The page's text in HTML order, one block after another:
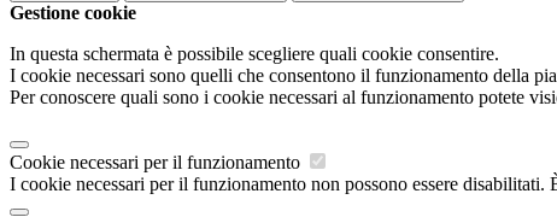
Gestione cookie
In questa schermata è possibile scegliere quali cookie consentire.
I cookie necessari sono quelli che consentono il funzionamento della
Per conoscere quali sono i cookie necessari al funzionamento potete
Cookie necessari per il funzionamento
I cookie necessari per il funzionamento non possono essere